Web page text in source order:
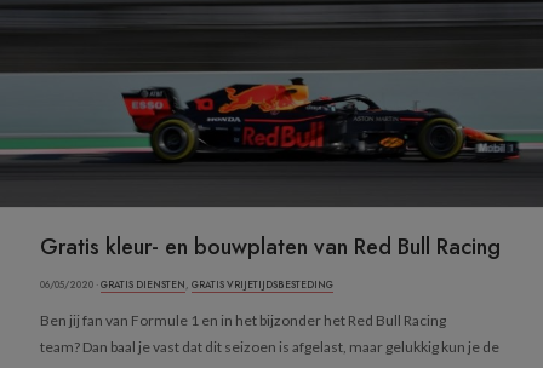
Gratis kleur- en bouwplaten van Red Bull Racing
06/05/2020 ·GRATIS DIENSTEN, GRATIS VRIJETIJDSBESTEDING
Ben jij fan van Formule 1 en in het bijzonder het Red Bull Racing
team? Dan baal je vast dat dit seizoen is afgelast, maar gelukkig kun je de